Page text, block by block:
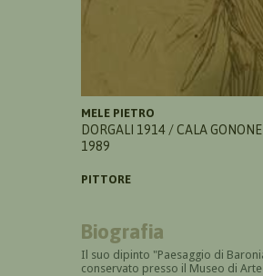
MELE PIETRO
DORGALI 1914 / CALA GONONE
1989
PITTORE
Biografia
Il suo dipinto "Paesaggio di
conservato presso il Museo di